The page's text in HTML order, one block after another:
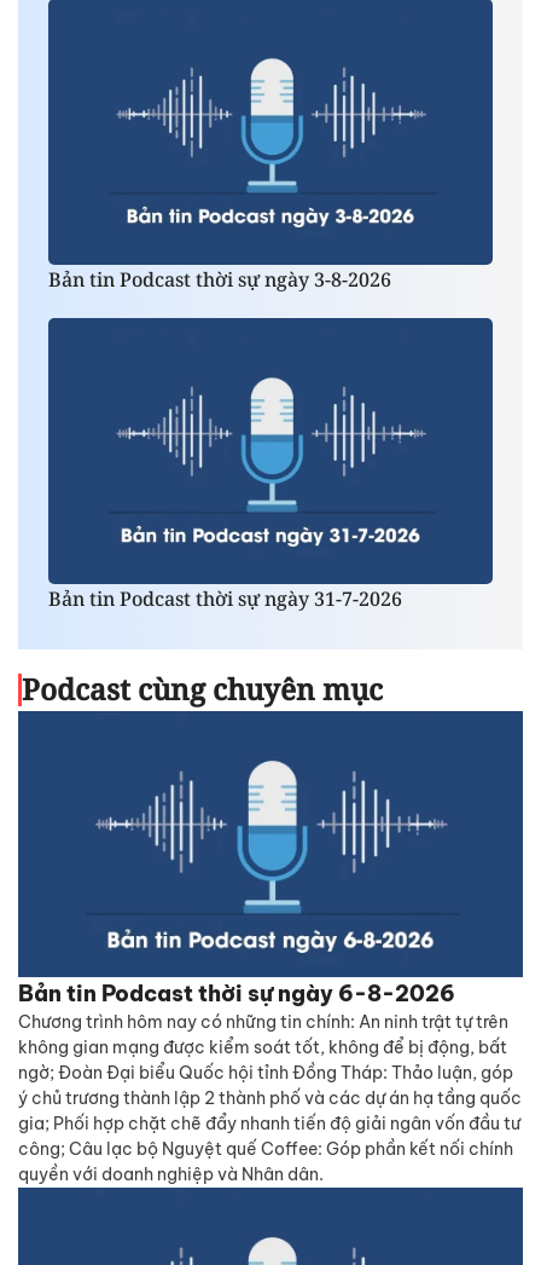
Bản tin Podcast thời sự ngày 3-8-2026
Bản tin Podcast thời sự ngày 31-7-2026
Podcast cùng chuyên mục
Bản tin Podcast thời sự ngày 6-8-2026
Chương trình hôm nay có những tin chính: An ninh trật tự trên
không gian mạng được kiểm soát tốt, không để bị động, bất
ngờ; Đoàn Đại biểu Quốc hội tỉnh Đồng Tháp: Thảo luận, góp
ý chủ trương thành lập 2 thành phố và các dự án hạ tầng quốc
gia; Phối hợp chặt chẽ đẩy nhanh tiến độ giải ngân vốn đầu tư
công; Câu lạc bộ Nguyệt quế Coffee: Góp phần kết nối chính
quyền với doanh nghiệp và Nhân dân.